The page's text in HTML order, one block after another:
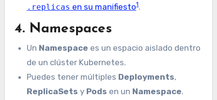
.replicas en su manifiesto1.
4. Namespaces
Un Namespace es un espacio aislado dentro
de un clúster Kubernetes.
Puedes tener múltiples Deployments,
ReplicaSets y Pods en un Namespace.